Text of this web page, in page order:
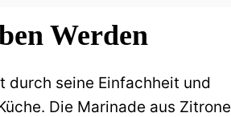
Werden
durch seine Einfachheit und
Die Marinade aus Zitrone